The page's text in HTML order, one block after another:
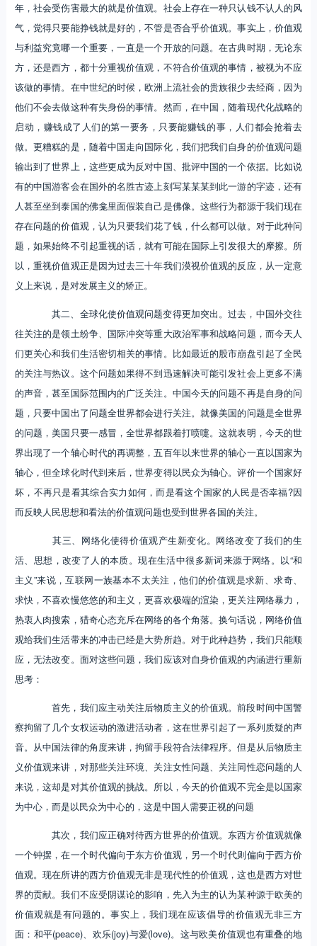
年，社会受伤害最大的就是价值观。社会上存在一种只认钱不认人的风
气，觉得只要能挣钱就是好的，不管是否合乎价值观。事实上，价值观
与利益究竟哪一个重要，一直是一个开放的问题。在古典时期，无论东
方，还是西方，都十分重视价值观，不符合价值观的事情，被视为不应
该做的事情。在中世纪的时候，欧洲上流社会的贵族很少去经商，因为
他们不会去做这种有失身份的事情。然而，在中国，随着现代化战略的
启动，赚钱成了人们的第一要务，只要能赚钱的事，人们都会抢着去
做。更糟糕的是，随着中国走向国际化，我们把我们自身的价值观问题
输出到了世界上，这些更成为反对中国、批评中国的一个依据。比如说
有的中国游客会在国外的名胜古迹上刻写某某某到此一游的字迹，还有
人甚至坐到泰国的佛龛里面假装自己是佛像。这些行为都源于我们现在
存在问题的价值观，认为只要我们花了钱，什么都可以做。对于此种问
题，如果始终不引起重视的话，就有可能在国际上引发很大的摩擦。所
以，重视价值观正是因为过去三十年我们漠视价值观的反应，从一定意
义上来说，是对发展主义的矫正。
其二、全球化使价值观问题变得更加突出。过去，中国外交往
往关注的是领土纷争、国际冲突等重大政治军事和战略问题，而今天人
们更关心和我们生活密切相关的事情。比如最近的股市崩盘引起了全民
的关注与热议。这个问题如果得不到迅速解决可能引发社会上更多不满
的声音，甚至国际范围内的广泛关注。中国今天的问题不再是自身的问
题，只要中国出了问题全世界都会进行关注。就像美国的问题是全世界
的问题，美国只要一感冒，全世界都跟着打喷嚏。这就表明，今天的世
界出现了一个轴心时代的再调整，五百年以来世界的轴心一直以国家为
轴心，但全球化时代到来后，世界变得以民众为轴心。评价一个国家好
坏，不再只是看其综合实力如何，而是看这个国家的人民是否幸福?因
而反映人民思想和看法的价值观问题也受到世界各国的关注。
其三、网络化使得价值观产生新变化。网络改变了我们的生
活、思想，改变了人的本质。现在生活中很多新词来源于网络。以“和
主义”来说，互联网一族基本不太关注，他们的价值观是求新、求奇、
求快，不喜欢慢悠悠的和主义，更喜欢极端的渲染，更关注网络暴力，
热衷人肉搜索，猎奇心态充斥在网络的各个角落。换句话说，网络价值
观给我们生活带来的冲击已经是大势所趋。对于此种趋势，我们只能顺
应，无法改变。面对这些问题，我们应该对自身价值观的内涵进行重新
思考：
首先，我们应主动关注后物质主义的价值观。前段时间中国警
察拘留了几个女权运动的激进活动者，这在世界引起了一系列质疑的声
音。从中国法律的角度来讲，拘留手段符合法律程序。但是从后物质主
义价值观来讲，对那些关注环境、关注女性问题、关注同性恋问题的人
来说，这却是对其价值观的挑战。所以，今天的价值观不完全是以国家
为中心，而是以民众为中心的，这是中国人需要正视的问题
其次，我们应正确对待西方世界的价值观。东西方价值观就像
一个钟摆，在一个时代偏向于东方价值观，另一个时代则偏向于西方价
值观。现在所讲的西方价值观无非是现代性的价值观，这也是西方对世
界的贡献。我们不应受阴谋论的影响，先入为主的认为某种源于欧美的
价值观就是有问题的。事实上，我们现在应该倡导的价值观无非三方
面：和平(peace)、欢乐(joy)与爱(love)。这与欧美价值观也有重叠的地